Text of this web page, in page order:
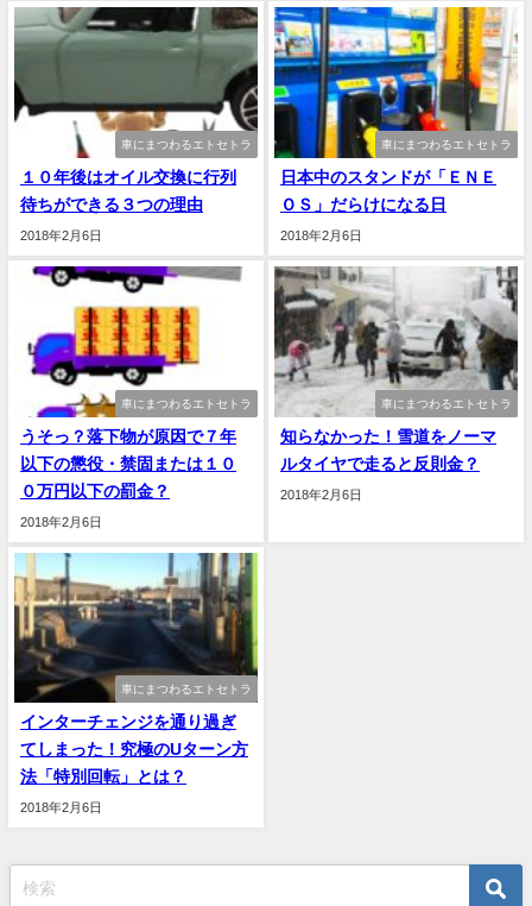
車にまつわるエトセトラ
１０年後はオイル交換に行列
待ちができる３つの理由
2018年2月6日
車にまつわるエトセトラ
日本中のスタンドが「ＥＮＥ
ＯＳ」だらけになる日
2018年2月6日
車にまつわるエトセトラ
うそっ？落下物が原因で７年
以下の懲役・禁固または１０
０万円以下の罰金？
2018年2月6日
車にまつわるエトセトラ
知らなかった！雪道をノーマ
ルタイヤで走ると反則金？
2018年2月6日
車にまつわるエトセトラ
インターチェンジを通り過ぎ
てしまった！究極のUターン方
法「特別回転」とは？
2018年2月6日